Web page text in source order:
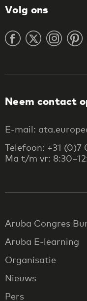
Volg ons
Neem contact
E-mail:
Telefoon: +31 (0)7
Ma t/m vr:
Aruba Congres
Aruba E-learning
Organisatie
Nieuws
Pers